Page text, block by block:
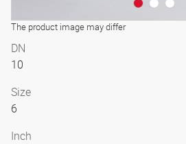
The product image may differ
DN
10
Size
6
Inch